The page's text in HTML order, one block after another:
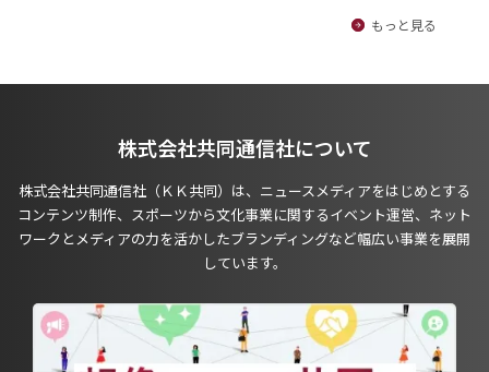
もっと見る
株式会社共同通信社について
株式会社共同通信社（ＫＫ共同）は、ニュースメディアをはじめとする
コンテンツ制作、スポーツから文化事業に関するイベント運営、ネット
ワークとメディアの力を活かしたブランディングなど幅広い事業を展開
しています。